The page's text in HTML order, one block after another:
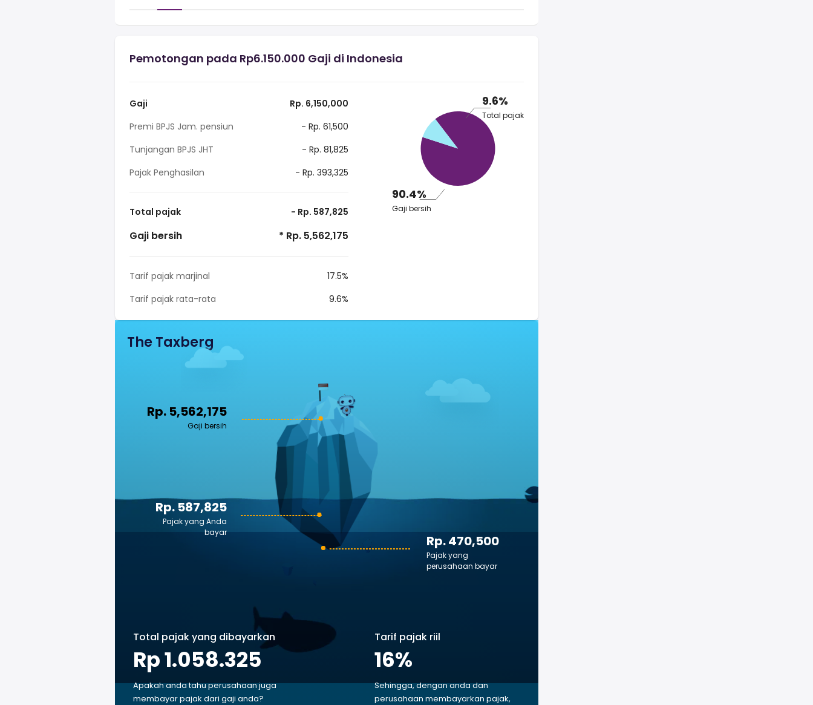
Pemotongan pada Rp6.150.000 Gaji di Indonesia
Gaji
Rp. 6,150,000
Premi BPJS Jam. pensiun
- Rp. 61,500
Tunjangan BPJS JHT
- Rp. 81,825
Pajak Penghasilan
- Rp. 393,325
Total pajak - Rp. 587,825
Gaji bersih * Rp. 5,562,175
Tarif pajak marjinal
17.5%
Tarif pajak rata-rata
9.6%
9.6%
Total pajak
90.4%
Gaji bersih
The Taxberg
Rp. 5,562,175
Gaji bersih
Rp. 470,500
Pajak yang
perusahaan bayar
Rp. 587,825
Pajak yang Anda
bayar
Total pajak yang dibayarkan
Rp 1.058.325
Apakah anda tahu perusahaan juga
membayar pajak dari gaji anda?
Tarif pajak riil
16%
Sehingga, dengan anda dan
perusahaan membayarkan pajak,